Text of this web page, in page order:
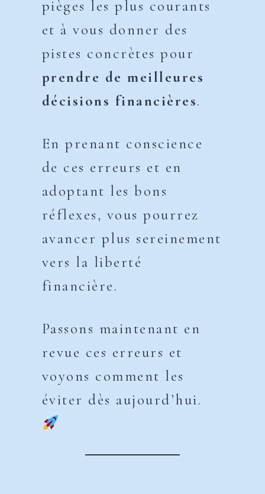
pièges les plus courants
et à vous donner des
pistes concrètes pour
prendre de meilleures
décisions financières.
En prenant conscience
de ces erreurs et en
adoptant les bons
réflexes, vous pourrez
avancer plus sereinement
vers la liberté
financière.
Passons maintenant en
revue ces erreurs et
voyons comment les
éviter dès aujourd’hui.